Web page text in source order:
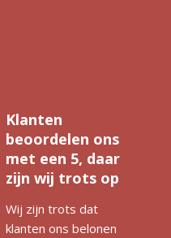
Klanten
beoordelen ons
met een 5, daar
zijn wij trots op
Wij zijn trots dat
klanten ons belonen